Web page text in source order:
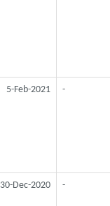
5-Feb-2021 -
30-Dec-2020 -